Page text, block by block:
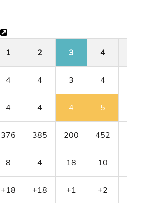
1 2 3 4
4 4 3 4
4 4 4 5
376 385 200 452
8 4 18 10
+18 +18 +1 +2